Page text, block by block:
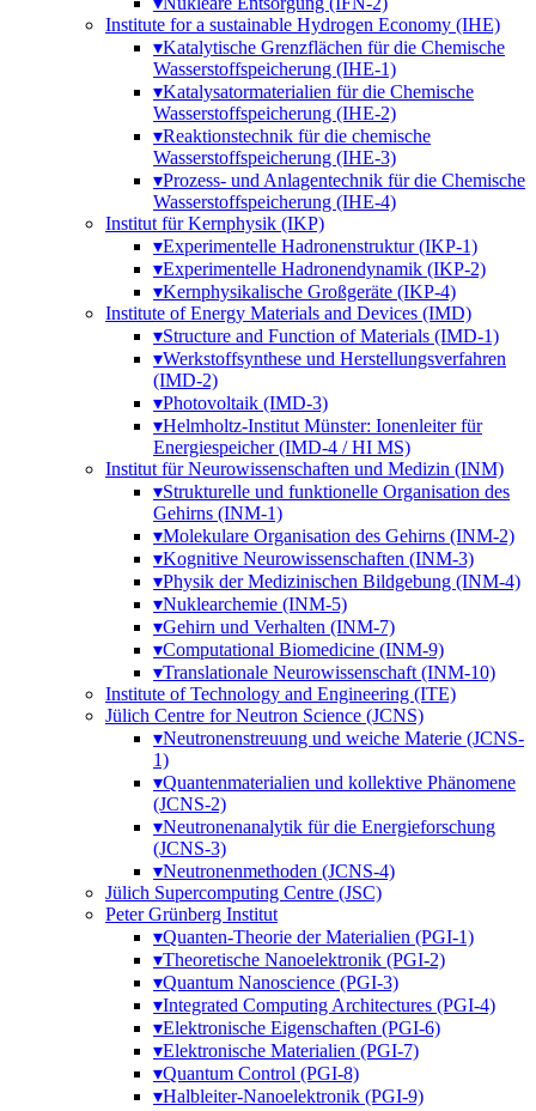
Institute for a sustainable Hydrogen Economy (IHE)
▾Katalytische Grenzflächen für die Chemische
Wasserstoffspeicherung (IHE-1)
▾Katalysatormaterialien für die Chemische
Wasserstoffspeicherung (IHE-2)
▾Reaktionstechnik für die chemische
Wasserstoffspeicherung (IHE-3)
▾Prozess- und Anlagentechnik für die Chemische
Wasserstoffspeicherung (IHE-4)
Institut für Kernphysik (IKP)
▾Experimentelle Hadronenstruktur (IKP-1)
▾Experimentelle Hadronendynamik (IKP-2)
▾Kernphysikalische Großgeräte (IKP-4)
Institute of Energy Materials and Devices (IMD)
▾Structure and Function of Materials (IMD-1)
▾Werkstoffsynthese und Herstellungsverfahren
(IMD-2)
▾Photovoltaik (IMD-3)
▾Helmholtz-Institut Münster: Ionenleiter für
Energiespeicher (IMD-4 / HI MS)
Institut für Neuro­wissen­schaften und Medizin (INM)
▾Strukturelle und funktionelle Organisation des
Gehirns (INM-1)
▾Molekulare Organisation des Gehirns (INM-2)
▾Kognitive Neurowissenschaften (INM-3)
▾Physik der Medizinischen Bildgebung (INM-4)
▾Nuklearchemie (INM-5)
▾Gehirn und Verhalten (INM-7)
▾Computational Biomedicine (INM-9)
▾Translationale Neurowissenschaft (INM-10)
Institute of Technology and Engineering (ITE)
Jülich Centre for Neutron Science (JCNS)
▾Neutronenstreuung und weiche Materie (JCNS-
1)
▾Quantenmaterialien und kollektive Phänomene
(JCNS-2)
▾Neutronenanalytik für die Energieforschung
(JCNS-3)
▾Neutronenmethoden (JCNS-4)
Jülich Supercomputing Centre (JSC)
Peter Grünberg Institut
▾Quanten-Theorie der Materialien (PGI-1)
▾Theoretische Nanoelektronik (PGI-2)
▾Quantum Nanoscience (PGI-3)
▾Integrated Computing Architectures (PGI-4)
▾Elektronische Eigenschaften (PGI-6)
▾Elektronische Materialien (PGI-7)
▾Quantum Control (PGI-8)
▾Halbleiter-Nanoelektronik (PGI-9)